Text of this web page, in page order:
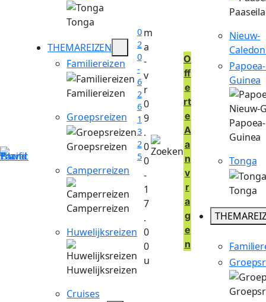
Tonga
THEMAREIZEN
Familiereizen
Familiereizen
Groepsreizen
Groepsreizen
Camperreizen
Camperreizen
Huwelijksreizen
Huwelijksreizen
Cruises
0
2
0
-
6
2
6
1
3
2
5
m
a
-
v
r
0
9
.
0
0
-
1
7
.
0
0
u
O
ff
e
rt
e
A
a
n
v
r
a
g
e
n
Nieuw-
Guinea
Guinea
Tonga
Tonga